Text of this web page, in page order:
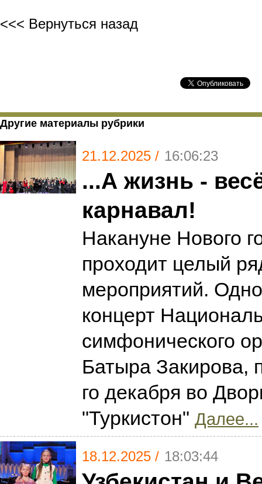
<<< Вернуться назад
Другие материалы рубрики
21.12.2025 / 16:06:23
...А жизнь -
карнавал!
Накануне Нового
проходит целый
мероприятий.
концерт
симфонического
Батыра Закирова,
го декабря во
"Туркистон" Далее...
18.12.2025 / 18:03:44